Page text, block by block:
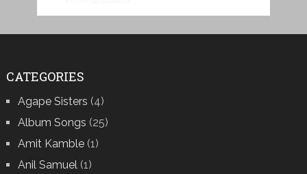
CATEGORIES
Agape Sisters (4)
Album Songs (25)
Amit Kamble(1)
Anil Samuel(1)